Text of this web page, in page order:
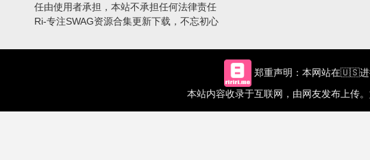
任由使用者承担，本站不承担任何法律责任
Ri-专注SWAG资源合集更新下载，不忘初心
郑重声明：本网站在🇺🇸进
本站内容收录于互联网，由网友发布上传